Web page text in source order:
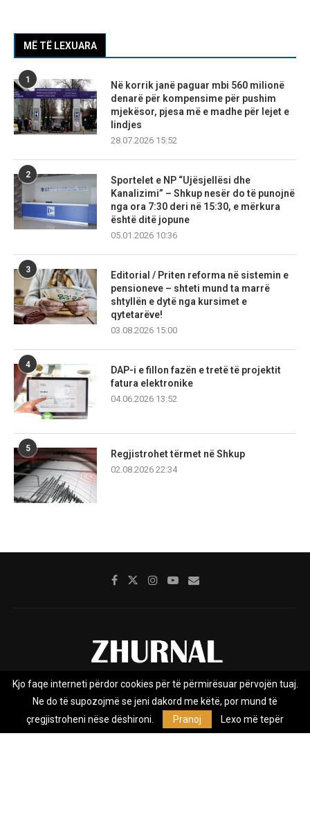
MË TË LEXUARA
1
Në korrik janë paguar mbi 560 milionë
denarë për kompensime për pushim
mjekësor, pjesa më e madhe për lejet e
lindjes
28.07.2026 15:52
2
Sportelet e NP “Ujësjellësi dhe
Kanalizimi” – Shkup nesër do të punojnë
nga ora 7:30 deri në 15:30, e mërkura
është ditë jopune
05.01.2026 10:36
3
Editorial / Priten reforma në sistemin e
pensioneve – shteti mund ta marrë
shtyllën e dytë nga kursimet e
qytetarëve!
03.08.2026 15:00
4
DAP-i e fillon fazën e tretë të projektit
fatura elektronike
04.06.2026 13:52
5
Regjistrohet tërmet në Shkup
02.08.2026 22:34
Rreth nesh Impresumi Marketing
Privacy Policy
Zhurnal.mk është Agjenci e Lajmeve e pavarur, e themeluar në vitin
Kjo faqe interneti përdor cookies për të përmirësuar përvojën tuaj.
Ne do të supozojmë se jeni dakord me këtë, por mund të
çregjistroheni nëse dëshironi.
Pranoj Lexo më tepër